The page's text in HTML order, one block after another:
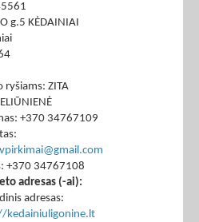
g.5 KĖDAINIAI
ryšiams: ZITA
+370 34767109
+370 34767108
adresas (-ai):
adresas:
kedainiuligonine.lt